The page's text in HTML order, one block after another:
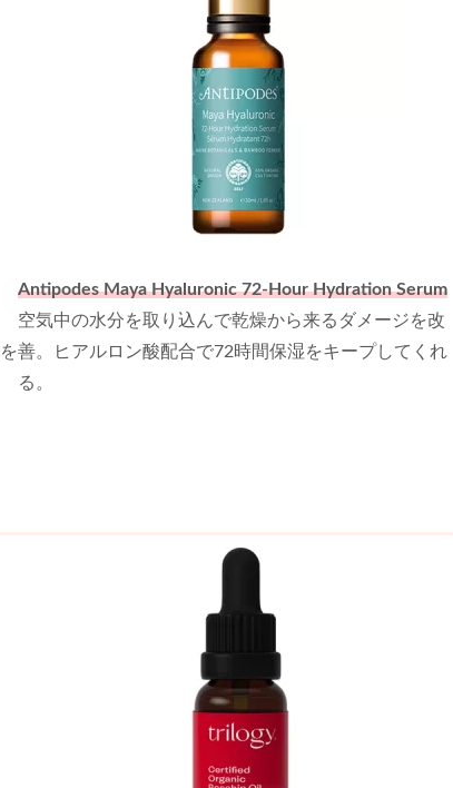
Antipodes Maya Hyaluronic 72-Hour Hydration Serum
空気中の水分を取り込んで乾燥から来るダメージを改
善。ヒアルロン酸配合で72時間保湿をキープしてくれ
る。